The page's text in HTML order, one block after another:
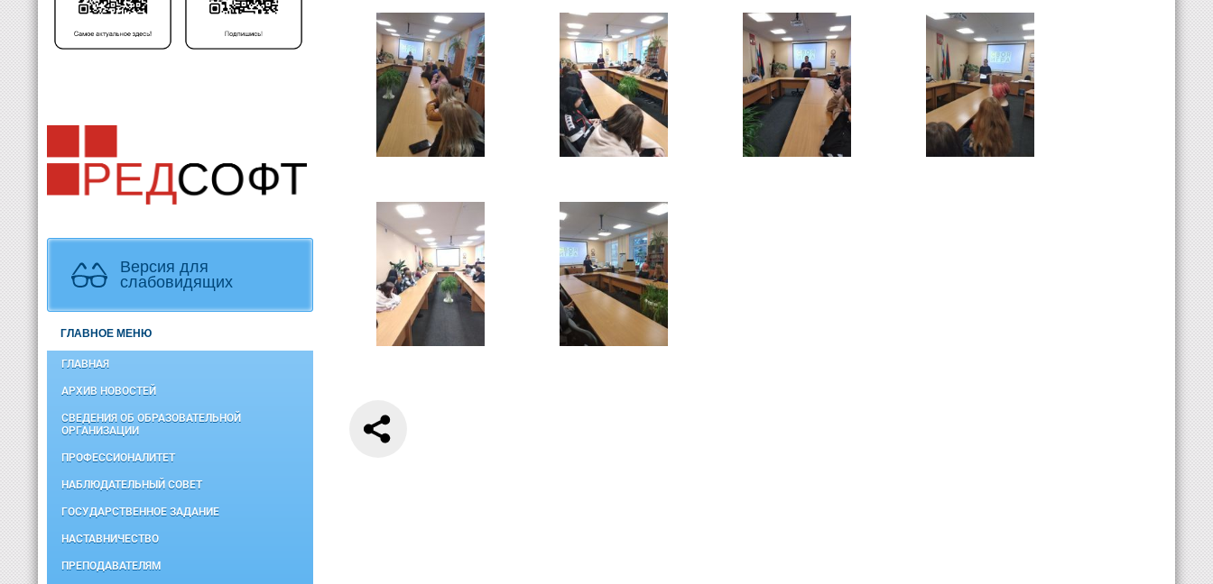
Версия для
слабовидящих
ГЛАВНОЕ МЕНЮ
ГЛАВНАЯ
АРХИВ НОВОСТЕЙ
СВЕДЕНИЯ ОБ ОБРАЗОВАТЕЛЬНОЙ
ОРГАНИЗАЦИИ
ПРОФЕССИОНАЛИТЕТ
НАБЛЮДАТЕЛЬНЫЙ СОВЕТ
ГОСУДАРСТВЕННОЕ ЗАДАНИЕ
НАСТАВНИЧЕСТВО
ПРЕПОДАВАТЕЛЯМ